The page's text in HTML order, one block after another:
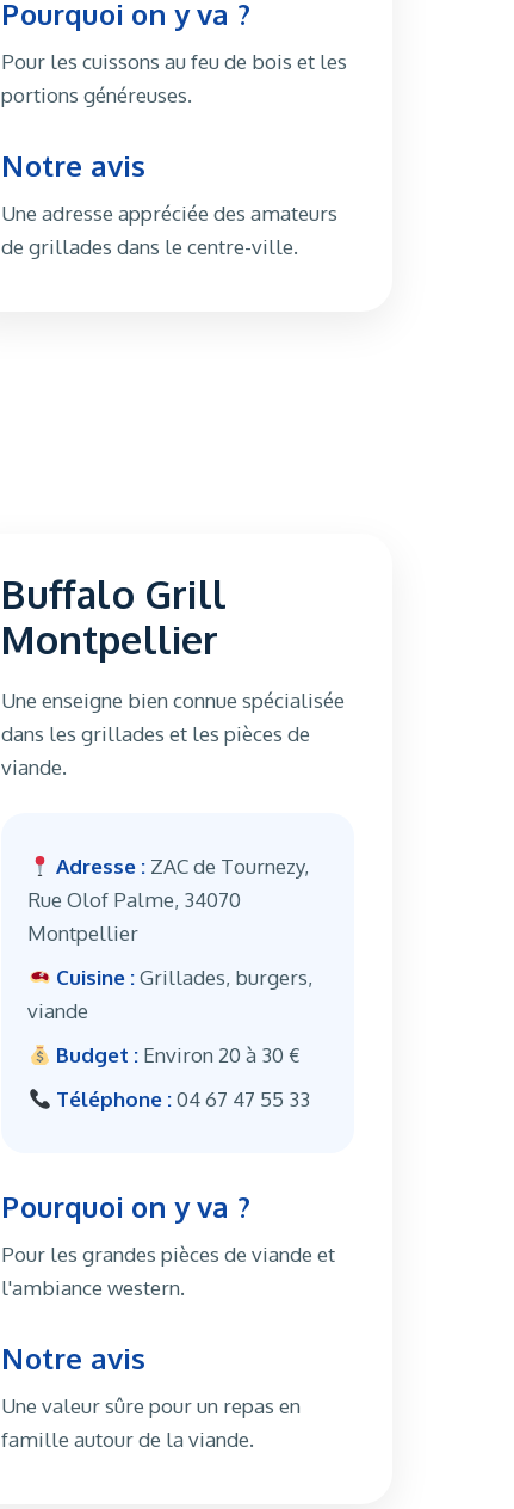
Pourquoi on y va ?
Pour les cuissons au feu de bois et les
portions généreuses.
Notre avis
Une adresse appréciée des amateurs
de grillades dans le centre-ville.
Buffalo Grill
Montpellier
Une enseigne bien connue spécialisée
dans les grillades et les pièces de
viande.
Adresse :ZAC de Tournezy,
Rue Olof Palme, 34070
Montpellier
Cuisine :Grillades, burgers,
viande
Budget :Environ 20 à 30 €
Téléphone :04 67 47 55 33
Pourquoi on y va ?
Pour les grandes pièces de viande et
l'ambiance western.
Notre avis
Une valeur sûre pour un repas en
famille autour de la viande.